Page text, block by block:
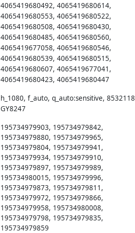
4065419680492, 4065419680614,
4065419680553, 4065419680522,
4065419680508, 4065419680430,
4065419680485, 4065419680560,
4065419677058, 4065419680546,
4065419680539, 4065419680515,
4065419680607, 4065419677041 ,
4065419680423, 4065419680447
h_1080, f_auto, q_auto:sensitive, 8532118
GY8247
195734979903, 195734979842,
195734979880, 195734979965,
195734979804, 195734979941,
195734979934, 195734979910,
195734979897, 195734979989,
195734980015, 195734979996,
195734979873, 195734979811,
195734979972, 195734979866,
195734979958, 195734980008,
195734979798, 195734979835,
195734979859